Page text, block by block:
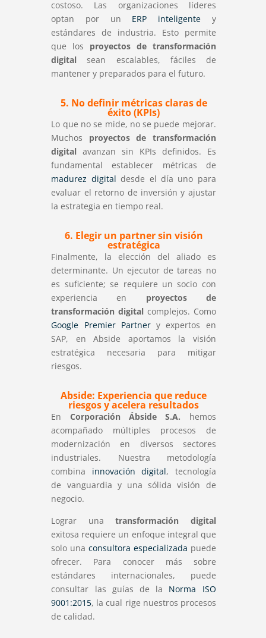
costoso. Las organizaciones líderes
optan por un ERP inteligentey
estándares de industria. Esto permite
que los proyectos de transformación
digital sean escalables, fáciles de
mantener y preparados para el futuro.
5. No definir métricas claras de
éxito (KPIs)
Lo que no se mide, no se puede mejorar.
Muchos proyectos de transformación
digital avanzan sin KPIs definidos. Es
fundamental establecer métricas de
madurez digital desde el día uno para
evaluar el retorno de inversión y ajustar
la estrategia en tiempo real.
6. Elegir un partner sin visión
estratégica
Finalmente, la elección del aliado es
determinante. Un ejecutor de tareas no
es suficiente; se requiere un socio con
experiencia en proyectos de
transformación digital complejos. Como
Google Premier Partnery expertos en
SAP, en Abside aportamos la visión
estratégica necesaria para mitigar
riesgos.
Abside: Experiencia que reduce
riesgos y acelera resultados
En Corporación Ábside S.A. hemos
acompañado múltiples procesos de
modernización en diversos sectores
industriales. Nuestra metodología
combina innovación digital, tecnología
de vanguardia y una sólida visión de
negocio.
Lograr unatransformación digital
exitosa requiere un enfoque integral que
solo una consultora especializada puede
ofrecer. Para conocer más sobre
estándares internacionales, puede
consultar las guías de la Norma ISO
9001:2015, la cual rige nuestros procesos
de calidad.